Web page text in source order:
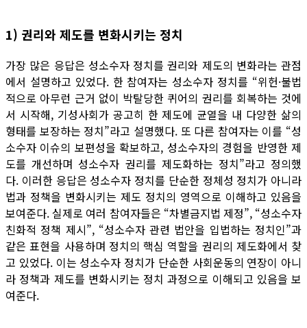
1) 권리와 제도를 변화시키는 정치
가장 많은 응답은 성소수자 정치를 권리와 제도의 변화라는 관점
에서 설명하고 있었다. 한 참여자는 성소수자 정치를 “위헌·불법
적으로 아무런 근거 없이 박탈당한 퀴어의 권리를 회복하는 것에
서 시작해, 기성사회가 공고히 한 제도에 균열을 내 다양한 삶의
형태를 보장하는 정치”라고 설명했다. 또 다른 참여자는 이를 “성
소수자 이슈의 보편성을 확보하고, 성소수자의 경험을 반영한 제
도를 개선하며 성소수자 권리를 제도화하는 정치”라고 정의했
다. 이러한 응답은 성소수자 정치를 단순한 정체성 정치가 아니라
법과 정책을 변화시키는 제도 정치의 영역으로 이해하고 있음을
보여준다. 실제로 여러 참여자들은 “차별금지법 제정”, “성소수자
친화적 정책 제시”, “성소수자 관련 법안을 입법하는 정치인”과
같은 표현을 사용하며 정치의 핵심 역할을 권리의 제도화에서 찾
고 있었다. 이는 성소수자 정치가 단순한 사회운동의 연장이 아니
라 정책과 제도를 변화시키는 정치 과정으로 이해되고 있음을 보
여준다.